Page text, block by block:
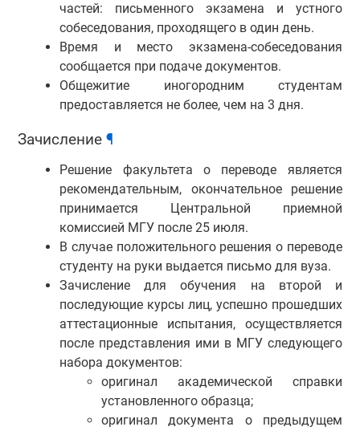
частей: письменного экзамена и устного
собеседования, проходящего в один день.
Время и место экзамена-собеседования
сообщается при подаче документов.
Общежитие иногородним студентам
предоставляется не более, чем на 3 дня.
Зачисление¶
Решение факультета о переводе является
рекомендательным, окончательное решение
принимается Центральной приемной
комиссией МГУ после 25 июля.
В случае положительного решения о переводе
студенту на руки выдается письмо для вуза.
Зачисление для обучения на второй и
последующие курсы лиц, успешно прошедших
аттестационные испытания, осуществляется
после представления ими в МГУ следующего
набора документов:
оригинал академической справки
установленного образца;
оригинал документа о предыдущем